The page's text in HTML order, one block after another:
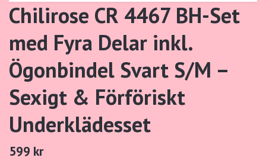
Chilirose CR 4467 BH-Set
med Fyra Delar inkl.
Ögonbindel Svart S/M –
Sexigt & Förföriskt
Underklädesset
599 kr